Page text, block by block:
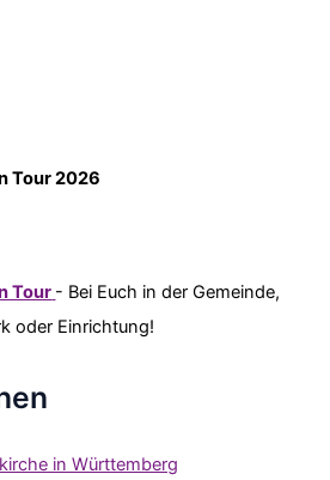
Tour 2026
Tour - Bei Euch in der Gemeinde,
oder Einrichtung!
in Württemberg